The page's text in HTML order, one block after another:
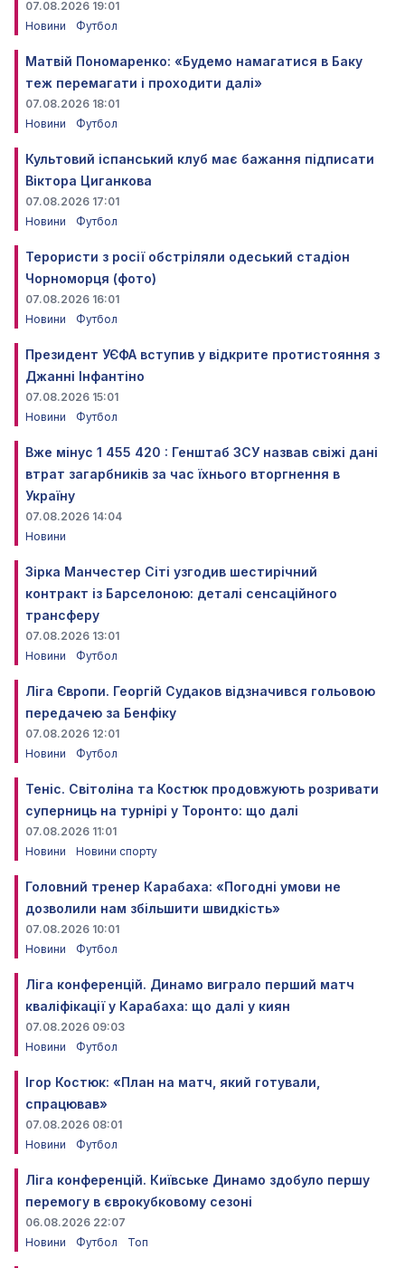
07.08.2026 19:01
Новини
Футбол
Матвій Пономаренко: «Будемо намагатися в Баку
теж перемагати і проходити далі»
07.08.2026 18:01
Новини
Футбол
Культовий іспанський клуб має бажання підписати
Віктора Циганкова
07.08.2026 17:01
Новини
Футбол
Терористи з росії обстріляли одеський стадіон
Чорноморця (фото)
07.08.2026 16:01
Новини
Футбол
Президент УЄФА вступив у відкрите протистояння з
Джанні Інфантіно
07.08.2026 15:01
Новини
Футбол
Вже мінус 1 455 420 : Генштаб ЗСУ назвав свіжі дані
втрат загарбників за час їхнього вторгнення в
Україну
07.08.2026 14:04
Новини
Зірка Манчестер Сіті узгодив шестирічний
контракт із Барселоною: деталі сенсаційного
трансферу
07.08.2026 13:01
Новини
Футбол
Ліга Європи. Георгій Судаков відзначився гольовою
передачею за Бенфіку
07.08.2026 12:01
Новини
Футбол
Теніс. Світоліна та Костюк продовжують розривати
суперниць на турнірі у Торонто: що далі
07.08.2026 11:01
Новини
Новини спорту
Головний тренер Карабаха: «Погодні умови не
дозволили нам збільшити швидкість»
07.08.2026 10:01
Новини
Футбол
Ліга конференцій. Динамо виграло перший матч
кваліфікації у Карабаха: що далі у киян
07.08.2026 09:03
Новини
Футбол
Ігор Костюк: «План на матч, який готували,
спрацював»
07.08.2026 08:01
Новини
Футбол
Ліга конференцій. Київське Динамо здобуло першу
перемогу в єврокубковому сезоні
06.08.2026 22:07
Новини
Футбол Топ